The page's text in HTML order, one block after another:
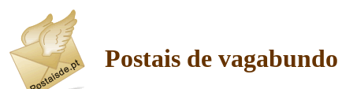
Postais de vagabundo